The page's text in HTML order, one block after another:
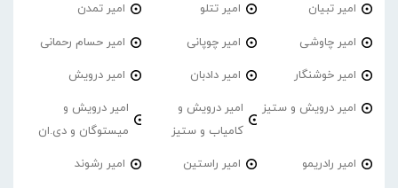
امیر تبیان امیر تتلو امیر تمدن
امیر چاوشی امیر چوپانی امیر حسام رحمانی
امیر خوشنگار امیر دادبان امیر درویش
امیر درویش و ستیز
امیر درویش و
کامیاب و ستیز
امیر درویش و
میستوگان و دی.ان
امیر رادریمو امیر راستین امیر رشوند